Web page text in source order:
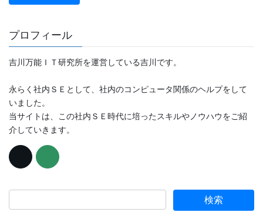
プロフィール
吉川万能ＩＴ研究所を運営している吉川です。
永らく社内ＳＥとして、社内のコンピュータ関係のヘルプをして
いました。
当サイトは、この社内ＳＥ時代に培ったスキルやノウハウをご紹
介していきます。